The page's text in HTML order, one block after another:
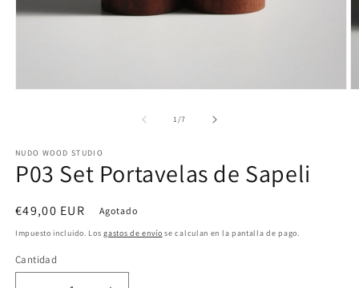
una
ventana
modal
1/de
7
NUDO WOOD STUDIO
P03 Set Portavelas de Sapeli
Precio
habitual
€49,00 EUR Agotado
Impuesto incluido. Losgastos de envío se calculan en la pantalla de pago.
Cantidad